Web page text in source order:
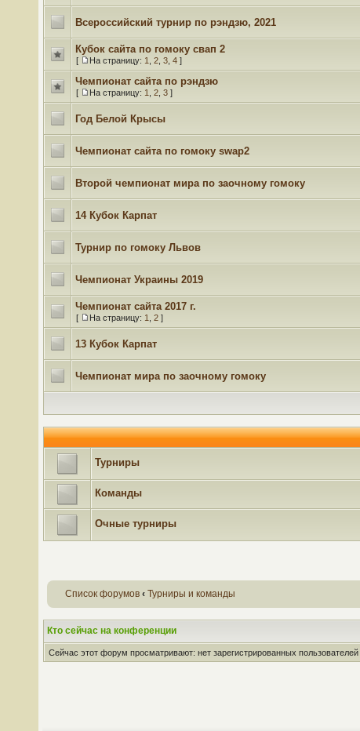
Всероссийский турнир по рэндзю, 2021
Кубок сайта по гомоку свап 2
[ На страницу: 1 2 3 4 ]
Чемпионат сайта по рэндзю
[ На страницу: 1 2 3 ]
Год Белой Крысы
Чемпионат сайта по гомоку swap2
Второй чемпионат мира по заочному гомоку
14 Кубок Карпат
Турнир по гомоку Львов
Чемпионат Украины 2019
Чемпионат сайта 2017 г.
[ На страницу: 1 2 ]
13 Кубок Карпат
Чемпионат мира по заочному гомоку
Турниры
Команды
Очные турниры
Список форумов ‹ Турниры и команды
Кто сейчас на конференции
Сейчас этот форум просматривают: нет зарегистрированных пользователей